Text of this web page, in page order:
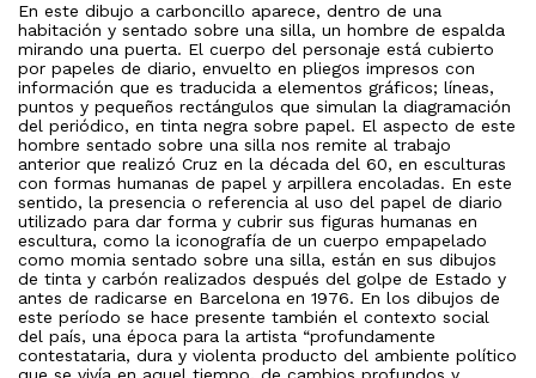
En este dibujo a carboncillo aparece, dentro de una
habitación y sentado sobre una silla, un hombre de espalda
mirando una puerta. El cuerpo del personaje está cubierto
por papeles de diario, envuelto en pliegos impresos con
información que es traducida a elementos gráficos; líneas,
puntos y pequeños rectángulos que simulan la diagramación
del periódico, en tinta negra sobre papel. El aspecto de este
hombre sentado sobre una silla nos remite al trabajo
anterior que realizó Cruz en la década del 60, en esculturas
con formas humanas de papel y arpillera encoladas. En este
sentido, la presencia o referencia al uso del papel de diario
utilizado para dar forma y cubrir sus figuras humanas en
escultura, como la iconografía de un cuerpo empapelado
como momia sentado sobre una silla, están en sus dibujos
de tinta y carbón realizados después del golpe de Estado y
antes de radicarse en Barcelona en 1976. En los dibujos de
este período se hace presente también el contexto social
del país, una época para la artista “profundamente
contestataria, dura y violenta producto del ambiente político